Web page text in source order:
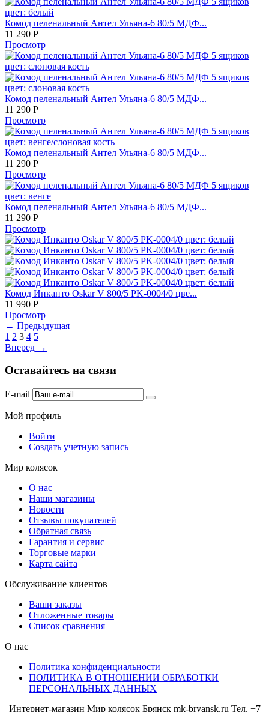
Комод пеленальный Антел Ульяна-6 80/5 МДФ...
11 290 Р
Просмотр
Комод пеленальный Антел Ульяна-6 80/5 МДФ...
11 290 Р
Просмотр
Комод пеленальный Антел Ульяна-6 80/5 МДФ...
11 290 Р
Просмотр
Комод пеленальный Антел Ульяна-6 80/5 МДФ...
11 290 Р
Просмотр
Комод Инканто Oskar V 800/5 PK-0004/0 цве...
11 990 Р
Просмотр
← Предыдущая
1 2 3 4 5
Вперед →
Оставайтесь на связи
E-mail
Мой профиль
Войти
Создать учетную запись
Мир колясок
О нас
Наши магазины
Новости
Отзывы покупателей
Обратная связь
Гарантия и сервис
Торговые марки
Карта сайта
Обслуживание клиентов
Ваши заказы
Отложенные товары
Список сравнения
О нас
Политика конфиденциальности
ПОЛИТИКА В ОТНОШЕНИИ ОБРАБОТКИ
ПЕРСОНАЛЬНЫХ ДАННЫХ
Интернет-магазин Мир колясок Брянск mk-bryansk.ru Тел. +7